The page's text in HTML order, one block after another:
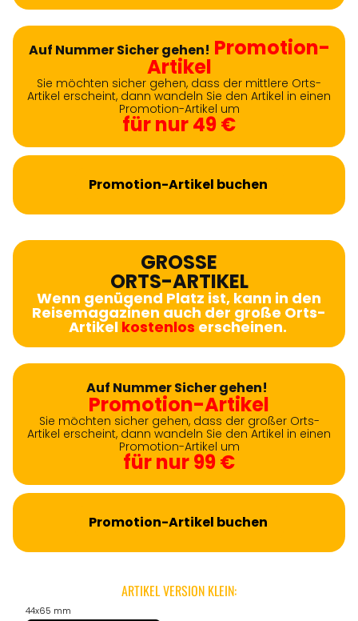
Auf Nummer Sicher gehen! Promotion-
Artikel
Sie möchten sicher gehen, dass der mittlere Orts-
Artikel erscheint, dann wandeln Sie den Artikel in einen
Promotion-Artikel um
für nur 49 €
Promotion-Artikel buchen
GROSSE
ORTS-ARTIKEL
Wenn genügend Platz ist, kann in den
Reisemagazinen auch der große Orts-
Artikel kostenlos erscheinen.
Auf Nummer Sicher gehen!
Promotion-Artikel
Sie möchten sicher gehen, dass der großer Orts-
Artikel erscheint, dann wandeln Sie den Artikel in einen
Promotion-Artikel um
für nur 99 €
Promotion-Artikel buchen
ARTIKEL VERSION KLEIN:
44x65 mm